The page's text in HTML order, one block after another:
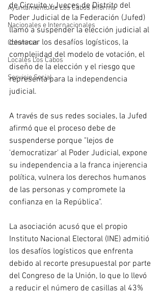
Ayuntamiento de Los Cabos Informa
Nacionales e Internacionales
Columnas
Locales Los Cabos
Servicio Social
de Circuito y Jueces de Distrito del
Poder Judicial de la Federación (Jufed)
llamó a suspender la elección judicial al
destacar los desafíos logísticos, la
complejidad del modelo de votación, el
diseño de la elección y el riesgo que
representa para la independencia
judicial.
A través de sus redes sociales, la Jufed
afirmó que el proceso debe de
suspenderse porque "lejos de
'democratizar' al Poder Judicial, expone
su independencia a la franca injerencia
política, vulnera los derechos humanos
de las personas y compromete la
confianza en la República".
La asociación acusó que el propio
Instituto Nacional Electoral (INE) admitió
los desafíos logísticos que enfrenta
debido al recorte presupuestal por parte
del Congreso de la Unión, lo que lo llevó
a reducir el número de casillas al 43%